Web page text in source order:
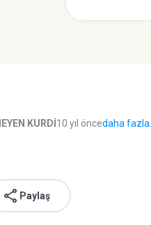
KURDİ10 yıl öncedaha fazla...
Paylaş